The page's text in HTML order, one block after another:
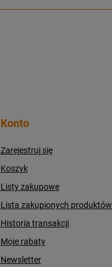
Konto
Zarejestruj się
Koszyk
Listy zakupowe
Lista zakupionych produktów
Historia transakcji
Moje rabaty
Newsletter